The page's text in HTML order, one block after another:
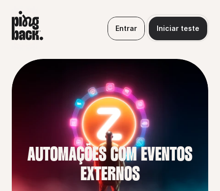
Entrar Iniciar teste
AUTOMAÇÕES COM EVENTOS
EXTERNOS